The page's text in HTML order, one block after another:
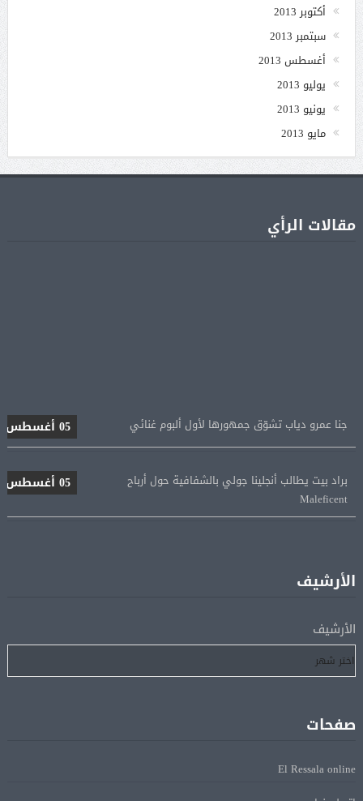
أكتوبر 2013
سبتمبر 2013
أغسطس 2013
يوليو 2013
يونيو 2013
مايو 2013
مقالات الرأي
Maleficent
لإتمام انتقاله إلى طرابزون سبور
05 أغسطس
رسميًا.. انطلاق الدورى الممتاز 21 أغسطس.. وقمة الزمالك
فى المنطقة
الأرشيف
الأرشيف
صفحات
El Ressala online